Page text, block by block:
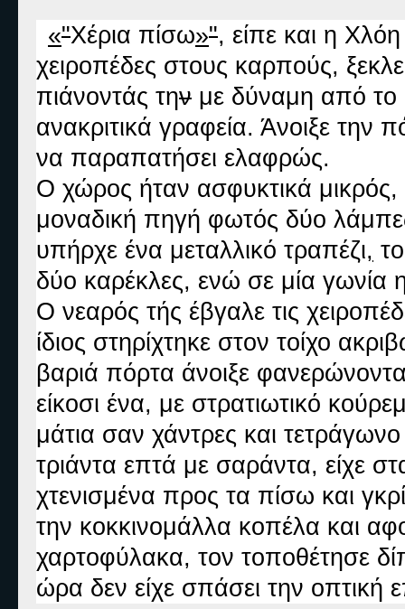
«"Χέρια πίσω»", είπε και η
χειροπέδες στους καρπούς,
πιάνοντάς την με δύναμη από
ανακριτικά γραφεία. Άνοιξε την
να παραπατήσει ελαφρώς.
Ο χώρος ήταν ασφυκτικά
μοναδική πηγή φωτός δύο
υπήρχε ένα μεταλλικό τραπέζι,
δύο καρέκλες, ενώ σε μία γωνία
Ο νεαρός τής έβγαλε τις
ίδιος στηρίχτηκε στον τοίχο
βαριά πόρτα άνοιξε
είκοσι ένα, με στρατιωτικό
μάτια σαν χάντρες και
τριάντα επτά με σαράντα, είχε
χτενισμένα προς τα πίσω και
την κοκκινομάλλα κοπέλα και
χαρτοφύλακα, τον τοποθέτησε
ώρα δεν είχε σπάσει την οπτική